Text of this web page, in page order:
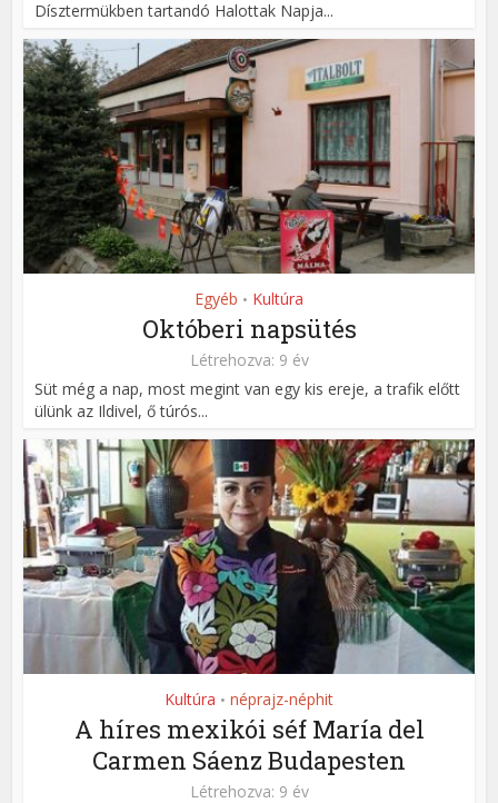
Dísztermükben tartandó Halottak Napja...
Egyéb • Kultúra
Októberi napsütés
Létrehozva: 9 év
Süt még a nap, most megint van egy kis ereje, a trafik előtt
ülünk az Ildivel, ő túrós...
Kultúra • néprajz-néphit
A híres mexikói séf María del
Carmen Sáenz Budapesten
Létrehozva: 9 év